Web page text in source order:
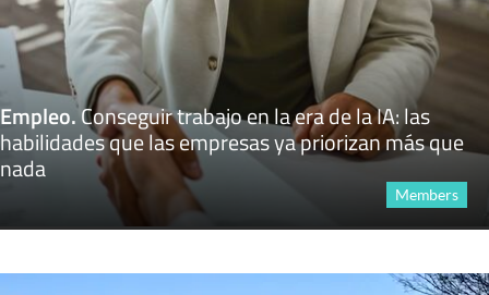
Empleo.Conseguir trabajo en la era de la IA: las
habilidades que las empresas ya priorizan más que
nada
Members